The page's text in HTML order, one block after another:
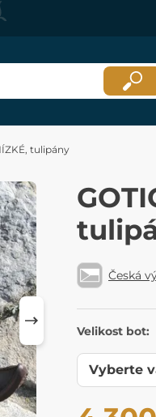
tulipány
Česká
Velikost bot: